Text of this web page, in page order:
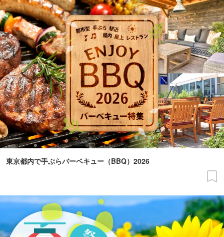
東京都内で手ぶらバーベキュー（BBQ）2026